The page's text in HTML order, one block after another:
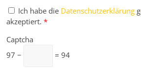
Ich habe die Datenschutzerklärung
akzeptiert. *
Captcha
97 −
= 94